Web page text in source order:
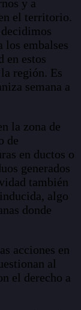
y a
el territorio.
los embalses
en estos
región. Es
semana a
la zona de
de
en ductos o
generados
también
algo
donde
acciones en
al
el derecho a